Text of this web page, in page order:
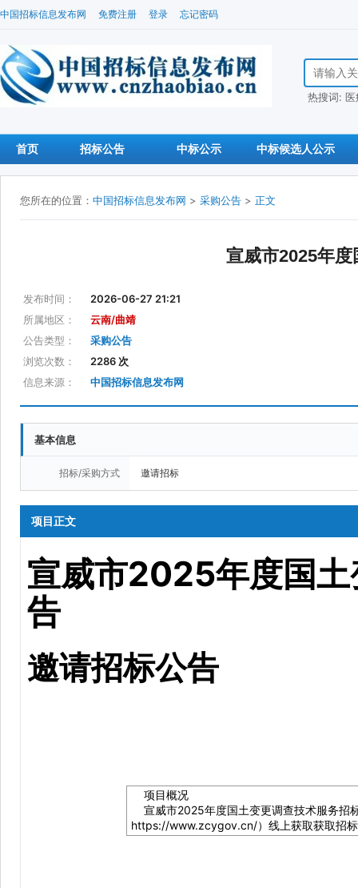
中国招标信息发布网 免费注册 登录 忘记密码
搜索招标信
热搜词:
首页 招标公告 中标公示 中标候选人公示
您所在的位置： 中国招标信息发布网 > 采购公告 > 正文
宣威市2025年
发布时间：
2026-06-27 21:21
所属地区：
云南/曲靖
公告类型：
采购公告
浏览次数：
2286 次
信息来源：
中国招标信息发布网
基本信息
招标/采购方式 邀请招标
项目正文